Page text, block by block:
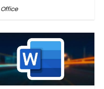
Office